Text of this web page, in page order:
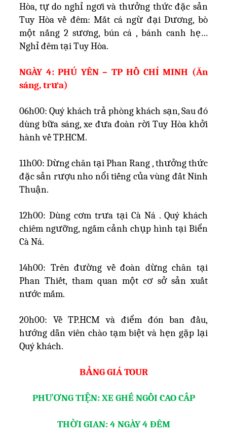
Hòa, tự do nghỉ ngơi và thưởng thức đặc sản
Tuy Hòa về đêm: Mắt cá ngừ đại Dương, bò
một nắng 2 sương, bún cá , bánh canh hẹ…
Nghỉ đêm tại Tuy Hòa.
NGÀY 4: PHÚ YÊN – TP HỒ CHÍ MINH (Ăn
sáng, trưa)
06h00: Quý khách trả phòng khách sạn, Sau đó
dùng bữa sáng, xe đưa đoàn rời Tuy Hòa khởi
hành về TP.HCM.
11h00: Dừng chân tại Phan Rang , thưởng thức
đặc sản rượu nho nổi tiếng của vùng đất Ninh
Thuận.
12h00: Dùng cơm trưa tại Cà Ná . Quý khách
chiêm ngưỡng, ngắm cảnh chụp hình tại Biển
Cà Ná.
14h00: Trên đường về đoàn dừng chân tại
Phan Thiết, tham quan một cơ sở sản xuất
nước mắm.
20h00: Về TP.HCM và điểm đón ban đầu,
hướng dẫn viên chào tạm biệt và hẹn gặp lại
Quý khách.
BẢNG GIÁ TOUR
PHƯƠNG TIỆN: XE GHẾ NGỒI CAO CẤP
THỜI GIAN: 4 NGÀY 4 ĐÊM